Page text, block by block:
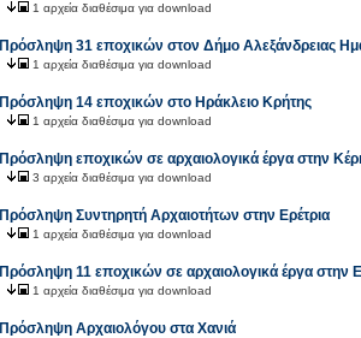
1 αρχεία διαθέσιμα για download
Πρόσληψη 31 εποχικών στον Δήμο Αλεξάνδρειας
1 αρχεία διαθέσιμα για download
Πρόσληψη 14 εποχικών στο Ηράκλειο Κρήτης
1 αρχεία διαθέσιμα για download
Πρόσληψη εποχικών σε αρχαιολογικά έργα στην
3 αρχεία διαθέσιμα για download
Πρόσληψη Συντηρητή Αρχαιοτήτων στην Ερέτρια
1 αρχεία διαθέσιμα για download
Πρόσληψη 11 εποχικών σε αρχαιολογικά έργα στην
1 αρχεία διαθέσιμα για download
Πρόσληψη Αρχαιολόγου στα Χανιά